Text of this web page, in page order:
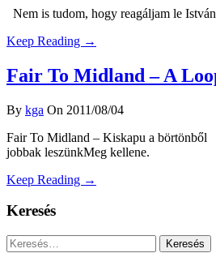
Nem is tudom, hogy reagáljam le
Keep Reading →
Fair To Midland – A
By kga On 2011/08/04
Fair To Midland – Kiskapu a börtönből
jobbak leszünkMeg kellene.
Keep Reading →
Keresés
Keresés: